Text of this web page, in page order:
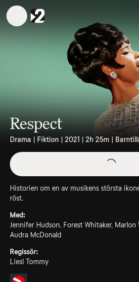
Respect
Drama | Fiktion | 2021 | 2h 25m |
Historien om en av musikens största
röst.
Med:
Jennifer Hudson, Forest Whitaker, Marlon
Audra McDonald
Regissör:
Liesl Tommy